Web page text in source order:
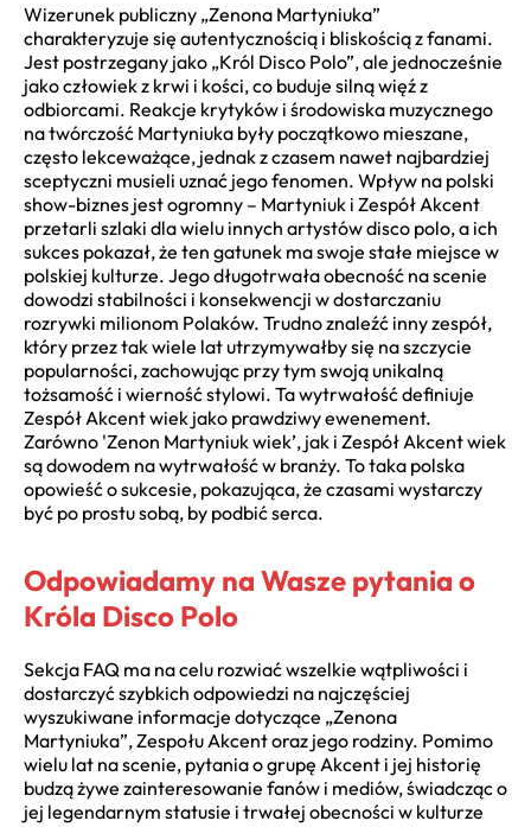
Wizerunek publiczny „Zenona Martyniuka”
charakteryzuje się autentycznością i bliskością z fanami.
Jest postrzegany jako „Król Disco Polo”, ale jednocześnie
jako człowiek z krwi i kości, co buduje silną więź z
odbiorcami. Reakcje krytyków i środowiska muzycznego
na twórczość Martyniuka były początkowo mieszane,
często lekceważące, jednak z czasem nawet najbardziej
sceptyczni musieli uznać jego fenomen. Wpływ na polski
show-biznes jest ogromny – Martyniuk i Zespół Akcent
przetarli szlaki dla wielu innych artystów disco polo, a ich
sukces pokazał, że ten gatunek ma swoje stałe miejsce w
polskiej kulturze. Jego długotrwała obecność na scenie
dowodzi stabilności i konsekwencji w dostarczaniu
rozrywki milionom Polaków. Trudno znaleźć inny zespół,
który przez tak wiele lat utrzymywałby się na szczycie
popularności, zachowując przy tym swoją unikalną
tożsamość i wierność stylowi. Ta wytrwałość definiuje
Zespół Akcent wiek jako prawdziwy ewenement.
Zarówno 'Zenon Martyniuk wiek’, jak i Zespół Akcent wiek
są dowodem na wytrwałość w branży. To taka polska
opowieść o sukcesie, pokazująca, że czasami wystarczy
być po prostu sobą, by podbić serca.
Odpowiadamy na Wasze pytania o
Króla Disco Polo
Sekcja FAQ ma na celu rozwiać wszelkie wątpliwości i
dostarczyć szybkich odpowiedzi na najczęściej
wyszukiwane informacje dotyczące „Zenona
Martyniuka”, Zespołu Akcent oraz jego rodziny. Pomimo
wielu lat na scenie, pytania o grupę Akcent i jej historię
budzą żywe zainteresowanie fanów i mediów, świadcząc o
jej legendarnym statusie i trwałej obecności w kulturze